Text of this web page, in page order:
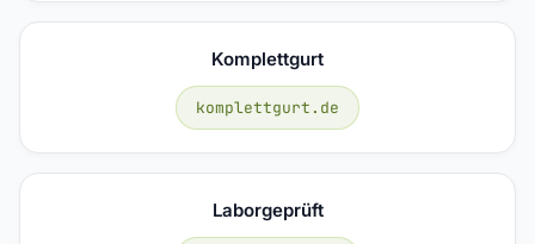
Komplettgurt
komplettgurt.de
Laborgeprüft